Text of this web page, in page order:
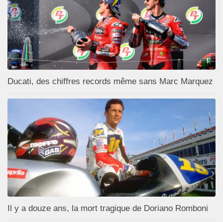
Ducati, des chiffres records même sans Marc Marquez
Il y a douze ans, la mort tragique de Doriano Romboni